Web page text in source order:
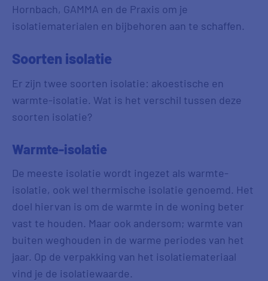
Hornbach, GAMMA en de Praxis om je
isolatiematerialen en bijbehoren aan te schaffen.
Soorten isolatie
Er zijn twee soorten isolatie: akoestische en
warmte-isolatie. Wat is het verschil tussen deze
soorten isolatie?
Warmte-isolatie
De meeste isolatie wordt ingezet als warmte-
isolatie, ook wel thermische isolatie genoemd. Het
doel hiervan is om de warmte in de woning beter
vast te houden. Maar ook andersom; warmte van
buiten weghouden in de warme periodes van het
jaar. Op de verpakking van het isolatiemateriaal
vind je de isolatiewaarde.